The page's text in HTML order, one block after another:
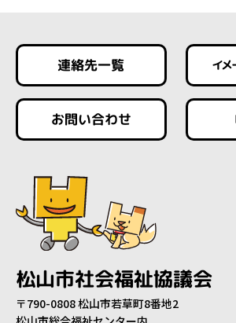
連絡先一覧 イメ
お問い合わせ
松山市社会福祉協議会
〒790-0808 松山市若草町8番地2